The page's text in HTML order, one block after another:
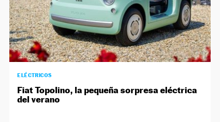
ELÉCTRICOS
Fiat Topolino, la pequeña sorpresa eléctrica
del verano